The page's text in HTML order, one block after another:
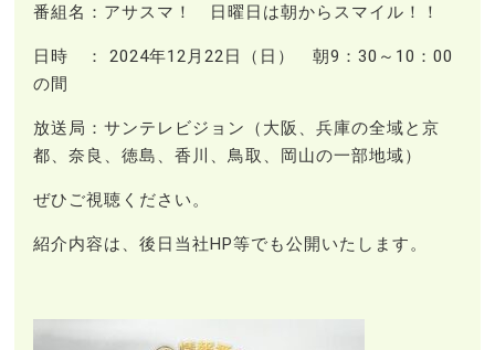
番組名：アサスマ！ 日曜日は朝からスマイル！！
日時 ： 2024年12月22日（日） 朝9：30～10：00
の間
放送局：サンテレビジョン（大阪、兵庫の全域と京
都、奈良、徳島、香川、鳥取、岡山の一部地域）
ぜひご視聴ください。
紹介内容は、後日当社HP等でも公開いたします。